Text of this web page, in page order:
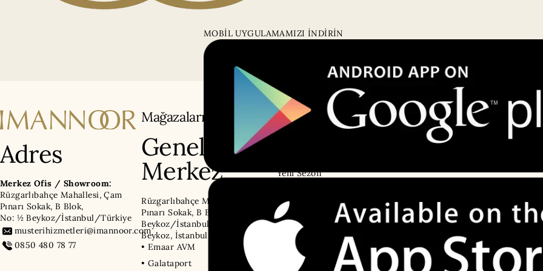
Adres
Merkez Ofis / Showroom:
Rüzgarlıbahçe Mahallesi, Çam
Pınarı Sokak, B Blok,
No: ½ Beykoz/İstanbul/Türkiye
musterihizmetleri@imannoor.com
0850 480 78 77
Mağazalarımız
Genel
Merkez
Rüzgarlıbahçe Mahallesi, Çam
Pınarı Sokak, B Blok, No: ½
Beykoz/İstanbul/Türkiye,
Beykoz, İstanbul
• Emaar AVM
• Galataport
Kategoriler
Yeni Sezon
Şal
Giyim
Aksesuarlar
Özel Koleksiyonlar
Kurumsal
Hakkımızda
• Akbatı AVM
• Viaport AVM
Satış Noktalarımız
Imannoor Sultans Club
Sıkça Sorulan Sorular
MOBİL UYGULAMAMIZI İNDİRİN